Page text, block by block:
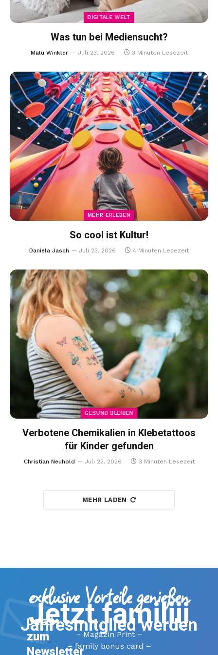
DIGITALE WELT
Was tun bei Mediensucht?
Malu Winkler Juli 23, 2026 3 Minuten Lesezeit
MEHR ERLEBEN
So cool ist Kultur!
Daniela Jasch Juli 23, 2026 4 Minuten Lesezeit
GESUND BLEIBEN
Verbotene Chemikalien in Klebetattoos
für Kinder gefunden
Christian Neuhold Juli 22, 2026 3 Minuten Lesezeit
MEHR LADEN
exklusive Vorteile genießen
Jetzt familiii
Jahresmitglied werden
– Magazin Print –
– family bonus card –
Jetzt
zum